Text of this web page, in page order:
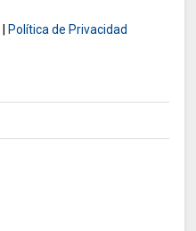
Política de Privacidad